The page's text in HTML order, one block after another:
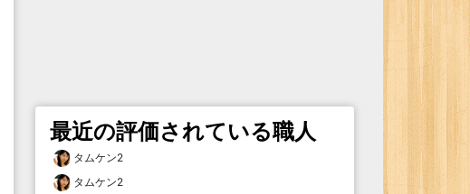
最近の評価されている職人
タムケン2
タムケン2